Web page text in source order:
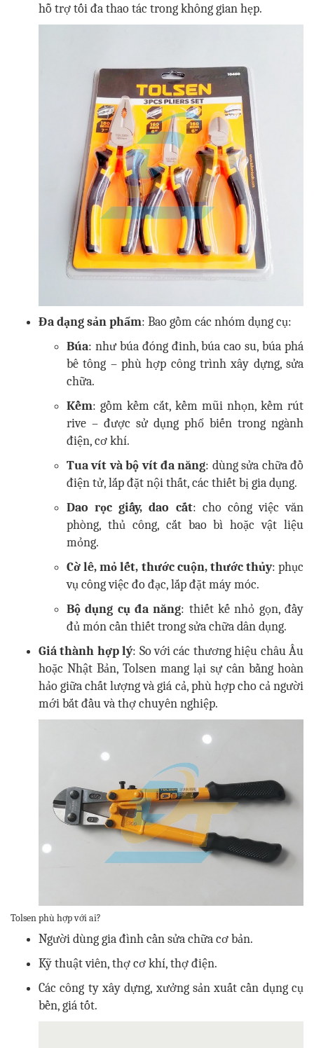
hỗ trợ tối đa thao tác trong không gian hẹp.
Đa dạng sản phẩm: Bao gồm các nhóm dụng cụ:
Búa: như búa đóng đinh, búa cao su, búa phá
bê tông – phù hợp công trình xây dựng, sửa
chữa.
Kềm: gồm kềm cắt, kềm mũi nhọn, kềm rút
rive – được sử dụng phổ biến trong ngành
điện, cơ khí.
Tua vít và bộ vít đa năng: dùng sửa chữa đồ
điện tử, lắp đặt nội thất, các thiết bị gia dụng.
Dao rọc giấy, dao cắt: cho công việc văn
phòng, thủ công, cắt bao bì hoặc vật liệu
mỏng.
Cờ lê, mỏ lết, thước cuộn, thước thủy: phục
vụ công việc đo đạc, lắp đặt máy móc.
Bộ dụng cụ đa năng: thiết kế nhỏ gọn, đầy
đủ món cần thiết trong sửa chữa dân dụng.
Giá thành hợp lý: So với các thương hiệu châu Âu
hoặc Nhật Bản, Tolsen mang lại sự cân bằng hoàn
hảo giữa chất lượng và giá cả, phù hợp cho cả người
mới bắt đầu và thợ chuyên nghiệp.
Tolsen phù hợp với ai?
Người dùng gia đình cần sửa chữa cơ bản.
Kỹ thuật viên, thợ cơ khí, thợ điện.
Các công ty xây dựng, xưởng sản xuất cần dụng cụ
bền, giá tốt.